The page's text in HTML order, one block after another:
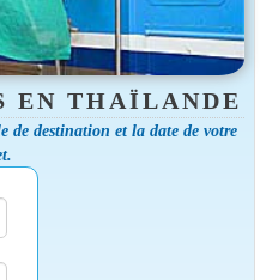
EN THAÏLANDE
de destination et la date de votre